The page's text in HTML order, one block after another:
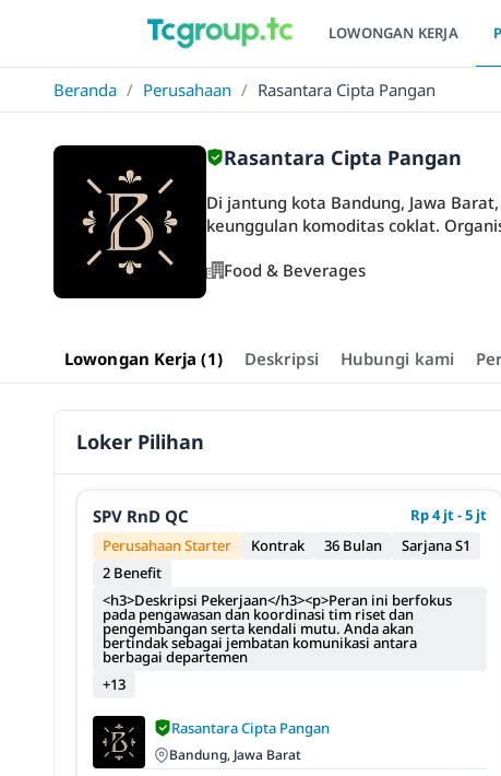
LOWONGAN KERJA
Beranda / Perusahaan / Rasantara Cipta Pangan
Rasantara Cipta Pangan
Di jantung kota Bandung, Jawa
keunggulan komoditas coklat.
Food & Beverages
Lowongan Kerja (1) Deskripsi Hubungi kami
Loker Pilihan
SPV RnD QC
Rp 4 jt - 5 jt
Perusahaan Starter
Kontrak 36 Bulan
Sarjana S1
2 Benefit
<h3>Deskripsi Pekerjaan</h3><p>Peran ini berfokus
pada pengawasan dan koordinasi tim riset dan
pengembangan serta kendali mutu. Anda akan
bertindak sebagai jembatan komunikasi antara
berbagai departemen
+13
Rasantara Cipta Pangan
Bandung, Jawa Barat